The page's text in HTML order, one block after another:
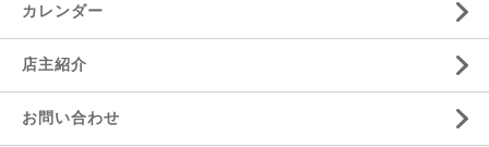
カレンダー
店主紹介
お問い合わせ